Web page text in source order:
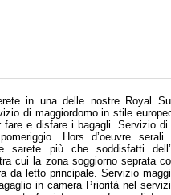
in una delle nostre Royal
di maggiordomo in stile
fare e disfare i bagagli. Servizio
Hors d’oeuvre
sarete più che soddisfatti
cui la zona soggiorno seprata
da letto principale. Servizio
in camera Priorità nel